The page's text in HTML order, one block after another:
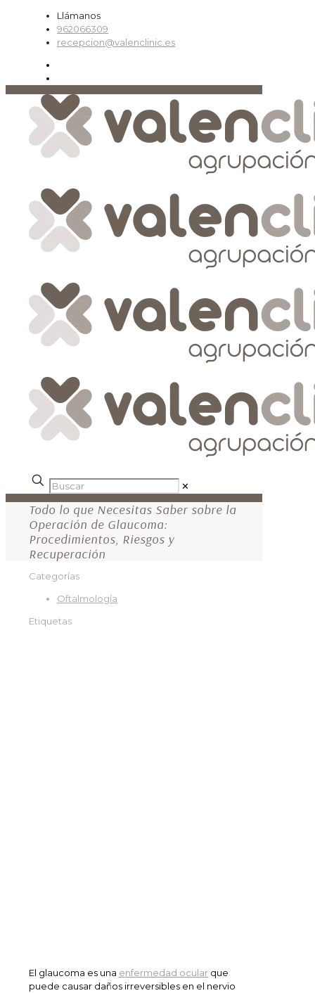
Llámanos
962066309
recepcion@valenclinic.es
✕
Todo lo que Necesitas Saber sobre la
Operación de Glaucoma:
Procedimientos, Riesgos y
Recuperación
Categorías
Oftalmología
Etiquetas
El glaucoma es una enfermedad ocular que
puede causar daños irreversibles en el nervio